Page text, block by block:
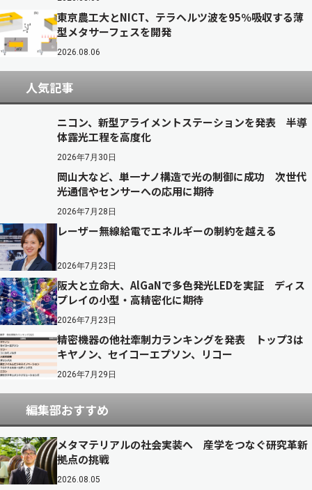
東京農工大とNICT、テラヘルツ波を95％吸収する薄
型メタサーフェスを開発
2026.08.06
人気記事
ニコン、新型アライメントステーションを発表 半導
体露光工程を高度化
2026年7月30日
岡山大など、単一ナノ構造で光の制御に成功 次世代
光通信やセンサーへの応用に期待
2026年7月28日
レーザー無線給電でエネルギーの制約を越える
2026年7月23日
阪大と立命大、AlGaNで多色発光LEDを実証 ディス
プレイの小型・高精密化に期待
2026年7月23日
精密機器の他社牽制力ランキングを発表 トップ3は
キヤノン、セイコーエプソン、リコー
2026年7月29日
編集部おすすめ
メタマテリアルの社会実装へ 産学をつなぐ研究革新
拠点の挑戦
2026.08.05